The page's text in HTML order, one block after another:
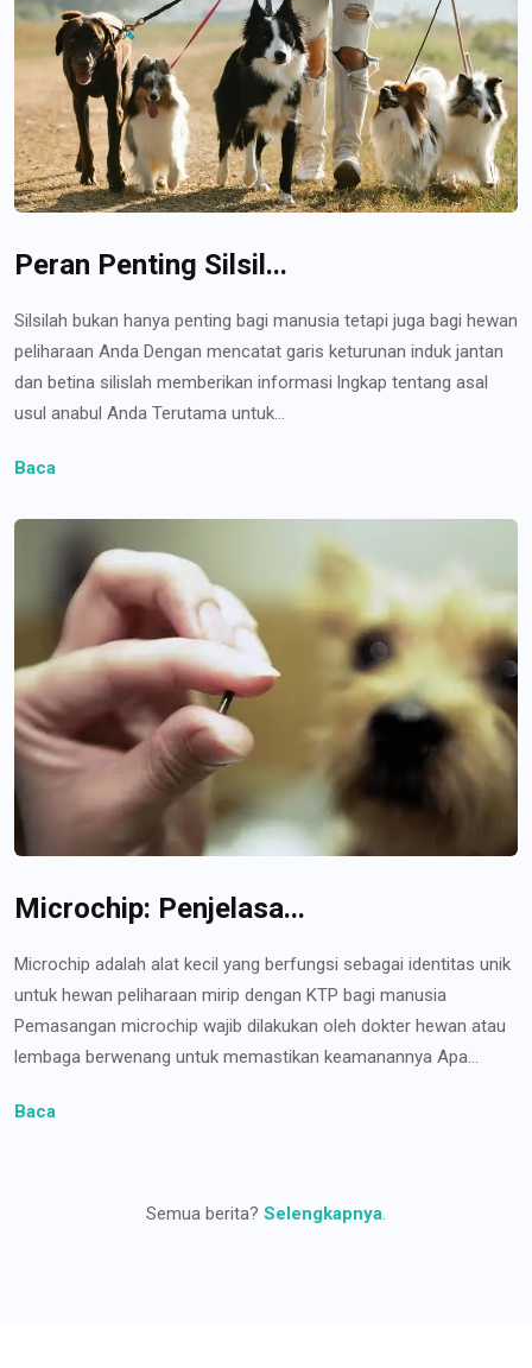
Peran Penting Silsil...
Silsilah bukan hanya penting bagi manusia tetapi juga bagi hewan
peliharaan Anda Dengan mencatat garis keturunan induk jantan
dan betina silislah memberikan informasi lngkap tentang asal
usul anabul Anda Terutama untuk...
Baca
Microchip: Penjelasa...
Microchip adalah alat kecil yang berfungsi sebagai identitas unik
untuk hewan peliharaan mirip dengan KTP bagi manusia
Pemasangan microchip wajib dilakukan oleh dokter hewan atau
lembaga berwenang untuk memastikan keamanannya Apa...
Baca
Semua berita? Selengkapnya